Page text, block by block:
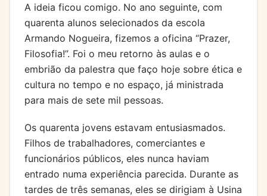
A ideia ficou comigo. No ano seguinte, com
quarenta alunos selecionados da escola
Armando Nogueira, fizemos a oficina “Prazer,
Filosofia!”. Foi o meu retorno às aulas e o
embrião da palestra que faço hoje sobre ética e
cultura no tempo e no espaço, já ministrada
para mais de sete mil pessoas.
Os quarenta jovens estavam entusiasmados.
Filhos de trabalhadores, comerciantes e
funcionários públicos, eles nunca haviam
entrado numa experiência parecida. Durante as
tardes de três semanas, eles se dirigiam à Usina